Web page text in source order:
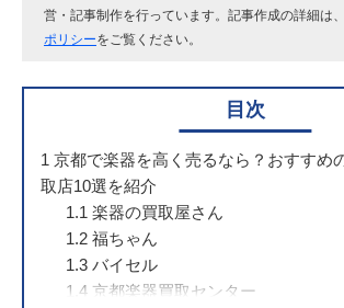
営・記事制作を行っています。記事作成の詳細は、
ポリシーをご覧ください。
目次
1 京都で楽器を高く売るなら？おすすめ
取店10選を紹介
1.1 楽器の買取屋さん
1.2福ちゃん
1.3バイセル
1.4京都楽器買取センター